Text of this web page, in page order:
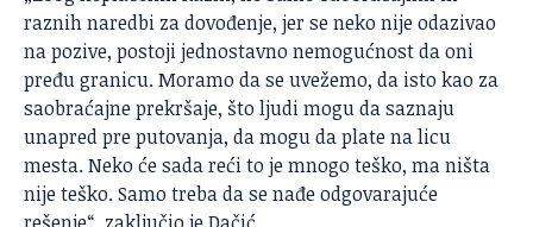
raznih naredbi za dovođenje, jer se neko nije odazivao
na pozive, postoji jednostavno nemogućnost da oni
pređu granicu. Moramo da se uvežemo, da isto kao za
saobraćajne prekršaje, što ljudi mogu da saznaju
unapred pre putovanja, da mogu da plate na licu
mesta. Neko će sada reći to je mnogo teško, ma ništa
nije teško. Samo treba da se nađe odgovarajuće